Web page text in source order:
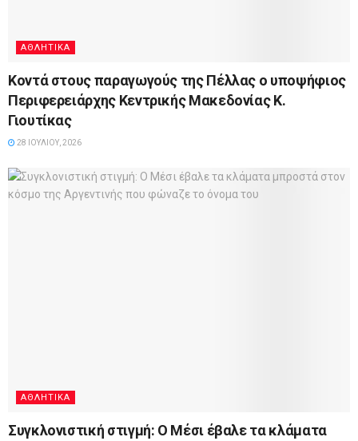
ΑΘΛΗΤΙΚΆ
Κοντά στους παραγωγούς της Πέλλας ο υποψήφιος
Περιφερειάρχης Κεντρικής Μακεδονίας Κ.
Γιουτίκας
28 ΙΟΥΛΊΟΥ, 2026
ΑΘΛΗΤΙΚΆ
Συγκλονιστική στιγμή: Ο Μέσι έβαλε τα κλάματα